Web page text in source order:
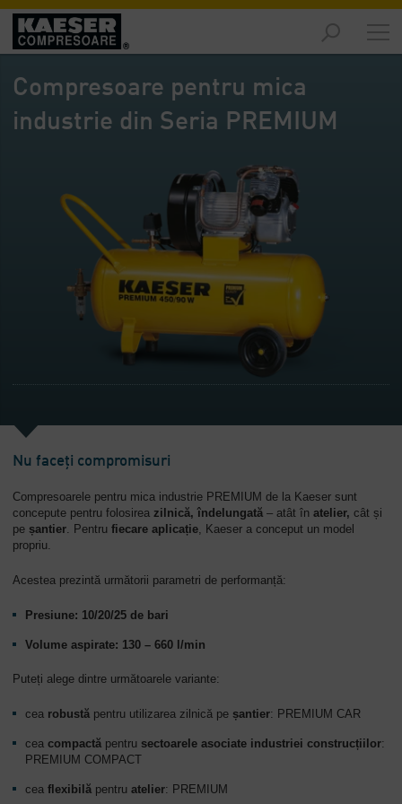
Piețe
Prezentare
generală
generală
Prezentare
Companie
Prezentare
generală
Compresoare pentru mica
industrie din Seria PREMIUM
Nu faceți compromisuri
Compresoarele pentru mica industrie PREMIUM de la Kaeser sunt
concepute pentru folosirea zilnică, îndelungată – atât în atelier, cât și
pe șantier. Pentru fiecare aplicație, Kaeser a conceput un model
propriu.
Acestea prezintă următorii parametri de performanță:
Presiune: 10/20/25 de bari
Volume aspirate: 130 – 660 l/min
Puteți alege dintre următoarele variante:
cea robustă pentru utilizarea zilnică pe șantier: PREMIUM CAR
cea compactă pentru sectoarele asociate industriei construcțiilor:
PREMIUM COMPACT
cea flexibilă pentru atelier: PREMIUM